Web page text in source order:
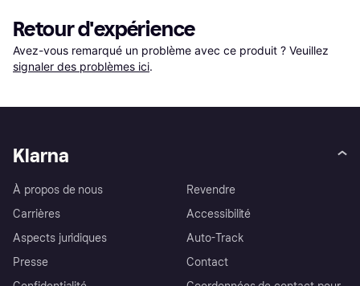
Retour d'expérience
Avez-vous remarqué un problème avec ce produit ? Veuillez
signaler des problèmes ici.
Klarna
À propos de nous
Carrières
Aspects juridiques
Presse
Revendre
Accessibilité
Auto-Track
Contact